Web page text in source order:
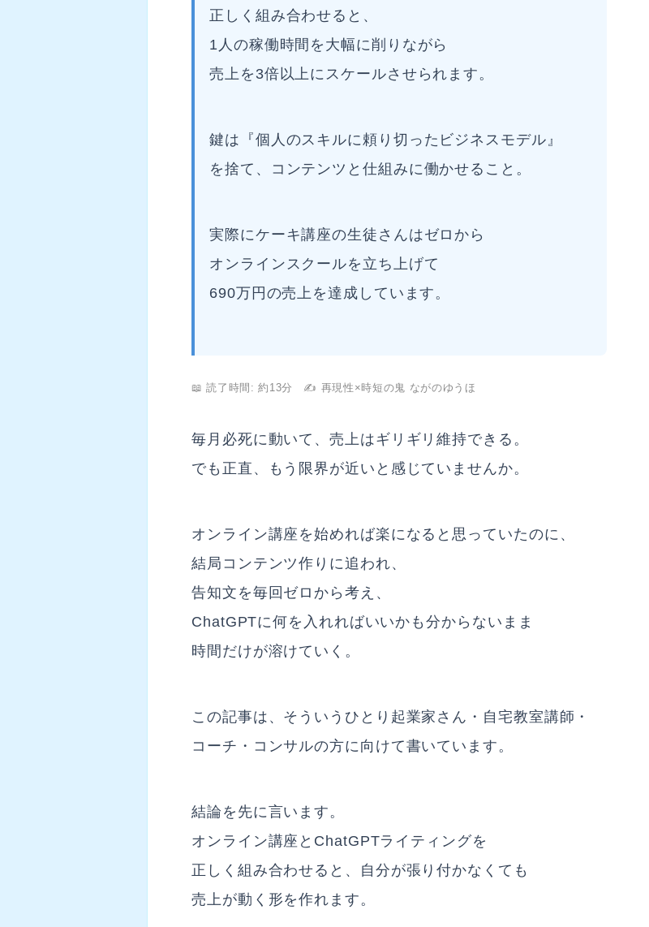
正しく組み合わせると、
1人の稼働時間を大幅に削りながら
売上を3倍以上にスケールさせられます。
鍵は『個人のスキルに頼り切ったビジネスモデル』
を捨て、コンテンツと仕組みに働かせること。
実際にケーキ講座の生徒さんはゼロから
オンラインスクールを立ち上げて
690万円の売上を達成しています。
📖 読了時間: 約13分 ✍️ 再現性×時短の鬼 ながのゆうほ
毎月必死に動いて、売上はギリギリ維持できる。
でも正直、もう限界が近いと感じていませんか。
オンライン講座を始めれば楽になると思っていたのに、
結局コンテンツ作りに追われ、
告知文を毎回ゼロから考え、
ChatGPTに何を入れればいいかも分からないまま
時間だけが溶けていく。
この記事は、そういうひとり起業家さん・自宅教室講師・
コーチ・コンサルの方に向けて書いています。
結論を先に言います。
オンライン講座とChatGPTライティングを
正しく組み合わせると、自分が張り付かなくても
売上が動く形を作れます。